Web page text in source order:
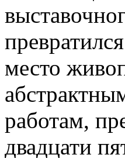
место
работам,
двадцати